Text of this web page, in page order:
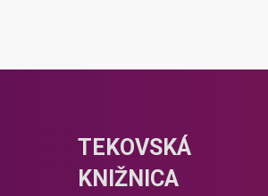
TEKOVSKÁ
KNIŽNICA